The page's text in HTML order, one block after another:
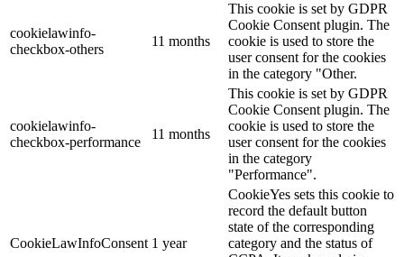
cookielawinfo-
checkbox-others
11 months
This cookie is set by GDPR
Cookie Consent plugin. The
cookie is used to store the
user consent for the cookies
in the category "Other.
cookielawinfo-
checkbox-performance
11 months
This cookie is set by GDPR
Cookie Consent plugin. The
cookie is used to store the
user consent for the cookies
in the category
"Performance".
CookieLawInfoConsent 1 year
CookieYes sets this cookie to
record the default button
state of the corresponding
category and the status of